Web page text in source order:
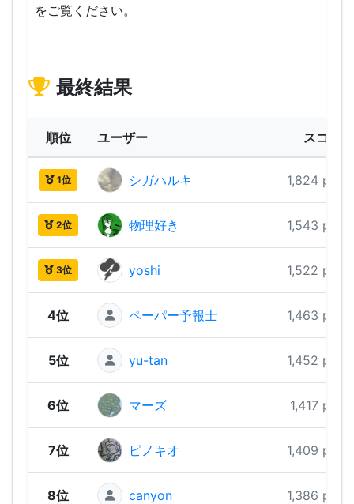
をご覧ください。
最終結果
順位 ユーザー スコア
1位 シガハルキ 1,824 pts
2位 物理好き 1,543 pts
3位 yoshi 1,522 pts
4位 ペーパー予報士 1,463 pts
5位 yu-tan 1,452 pts
6位 マーズ 1,417 pts
7位 ピノキオ 1,409 pts
8位 canyon 1,386 pts